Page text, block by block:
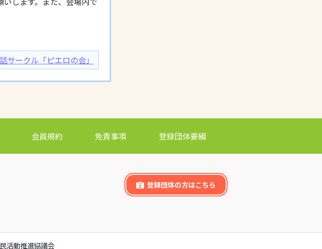
サークル「ピエロの会」
会員規約 免責事項 登録団体要綱
登録団体の方はこちら
活動推進協議会